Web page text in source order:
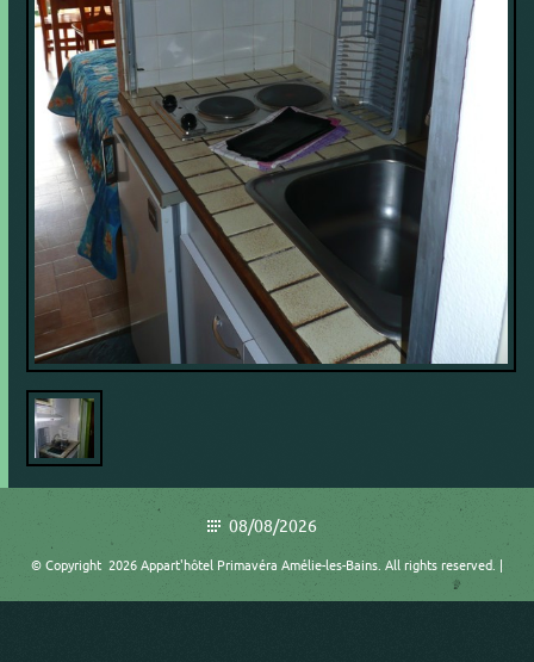
08/08/2026
© Copyright 2026 Appart'hôtel Primavéra Amélie-les-Bains. All rights reserved. |